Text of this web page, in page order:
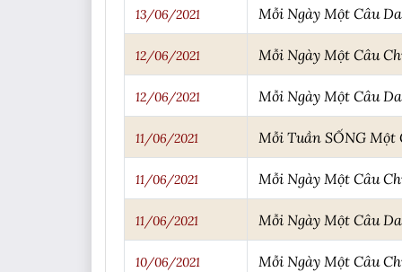
13/06/2021 Mỗi Ngày Một Câu
12/06/2021 Mỗi Ngày Một Câu
12/06/2021 Mỗi Ngày Một Câu
11/06/2021 Mỗi Tuần SỐNG Một
11/06/2021 Mỗi Ngày Một Câu
11/06/2021 Mỗi Ngày Một Câu
10/06/2021 Mỗi Ngày Một Câu